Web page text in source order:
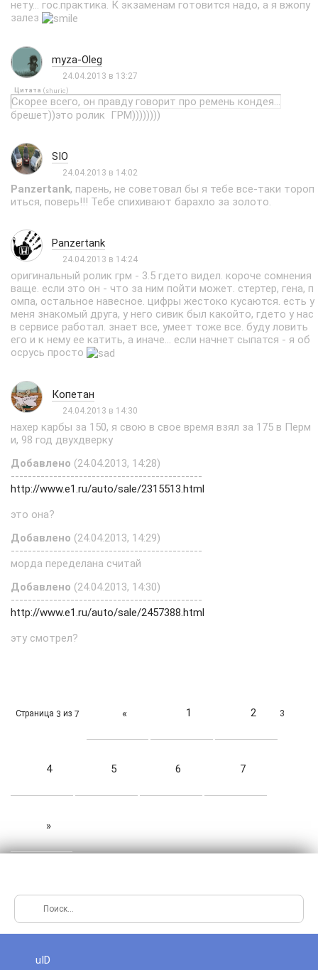
нету... гос.практика. К экзаменам готовится надо, а я вжопу
залез
myza-Oleg
24.04.2013 в 13:27
Цитата (shuric)
Скорее всего, он правду говорит про ремень кондея...
брешет))это ролик ГРМ))))))))
SIO
24.04.2013 в 14:02
Panzertank, парень, не советовал бы я тебе все-таки тороп
иться, поверь!!! Тебе спихивают барахло за золото.
Panzertank
24.04.2013 в 14:24
оригинальный ролик грм - 3.5 гдето видел. короче сомнения
ваще. если это он - что за ним пойти может. стертер, гена, п
омпа, остальное навесное. цифры жестоко кусаются. есть у
меня знакомый друга, у него сивик был какойто, гдето у нас
в сервисе работал. знает все, умеет тоже все. буду ловить
его и к нему ее катить, а иначе... если начнет сыпатся - я об
осрусь просто
Копетан
24.04.2013 в 14:30
нахер карбы за 150, я свою в свое время взял за 175 в Перм
и, 98 год двухдверку
Добавлено (24.04.2013, 14:28)
---------------------------------------------
http://www.e1.ru/auto/sale/2315513.html
это она?
Добавлено (24.04.2013, 14:29)
---------------------------------------------
морда переделана считай
Добавлено (24.04.2013, 14:30)
---------------------------------------------
http://www.e1.ru/auto/sale/2457388.html
эту смотрел?
Страница 3 из 7 « 1 2 3
4 5 6 7
»
uID